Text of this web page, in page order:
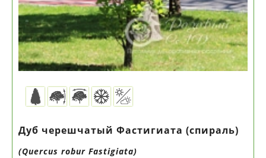
Дуб черешчатый Фастигиата (спираль)
(Quercus robur Fastigiata)